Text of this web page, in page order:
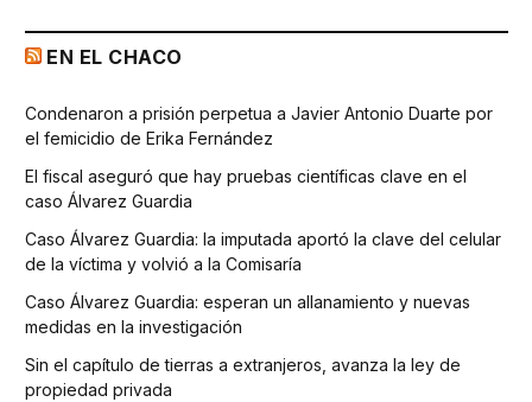
EN EL CHACO
Condenaron a prisión perpetua a Javier Antonio Duarte por
el femicidio de Erika Fernández
El fiscal aseguró que hay pruebas científicas clave en el
caso Álvarez Guardia
Caso Álvarez Guardia: la imputada aportó la clave del celular
de la víctima y volvió a la Comisaría
Caso Álvarez Guardia: esperan un allanamiento y nuevas
medidas en la investigación
Sin el capítulo de tierras a extranjeros, avanza la ley de
propiedad privada